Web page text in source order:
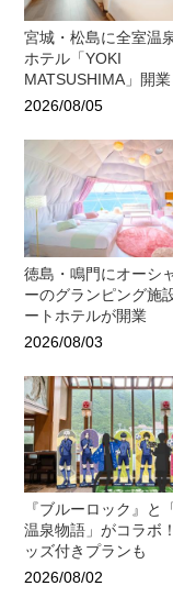
宮城・松島に全室温
ホテル「YOKI
MATSUSHIMA」開業
2026/08/05
徳島・鳴門にオーシ
ーのグランピング施
ートホテルが開業
2026/08/03
『ブルーロック』と
温泉物語」がコラボ
ッズ付きプランも
2026/08/02